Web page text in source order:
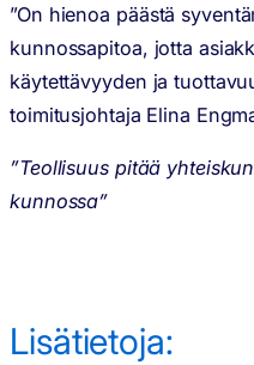
”On hienoa päästä
kunnossapitoa, jotta
käytettävyyden ja
toimitusjohtaja Elina
”Teollisuus pitää
kunnossa”
Lisätietoja: